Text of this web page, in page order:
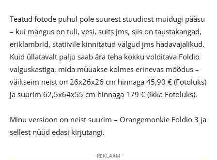
Teatud fotode puhul pole suurest stuudiost muidugi pääsu
– kui mängus on tuli, vesi, suits jms, siis on taustakangad,
eriklambrid, statiivile kinnitatud välgud jms hädavajalikud.
Kuid üllatavalt palju saab ära teha kokku volditava Foldio
valguskastiga, mida müüakse kolmes erinevas mõõdus –
väikseim neist on 26x26x26 cm hinnaga 45,90 € (Fotoluks)
ja suurim 62,5x64x55 cm hinnaga 179 € (ikka Fotoluks).
Minu versioon on neist suurim – Orangemonkie Foldio 3 ja
sellest nüüd edasi kirjutangi.
- REKLAAM -